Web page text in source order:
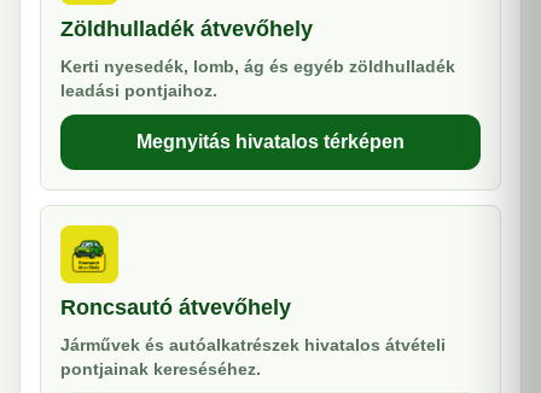
Zöldhulladék átvevőhely
Kerti nyesedék, lomb, ág és egyéb zöldhulladék
leadási pontjaihoz.
Megnyitás hivatalos térképen
Roncsautó átvevőhely
Járművek és autóalkatrészek hivatalos átvételi
pontjainak kereséséhez.